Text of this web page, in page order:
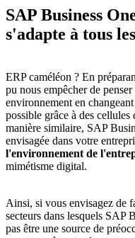
SAP Business
s'adapte à tous
ERP caméléon ? En
pu nous empêcher de
environnement en
possible grâce à des
manière similaire, SAP
envisagée dans votre
l'environnement de
mimétisme digital.
Ainsi, si vous envisagez de
secteurs dans lesquels SAP
pas être une source de